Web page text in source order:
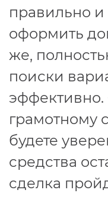
правильно и
оформить
же,
поиски
грамотному
будете
средства
сделка